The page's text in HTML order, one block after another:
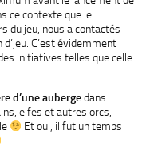
ce contexte que le
du jeu, nous a contactés
C’est évidemment
initiatives telles que celle
d’une aubergedans
elfes et autres orcs,
Et oui, il fut un temps